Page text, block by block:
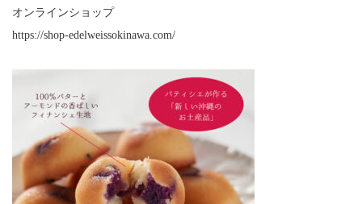
オンラインショップ
https://shop-edelweissokinawa.com/